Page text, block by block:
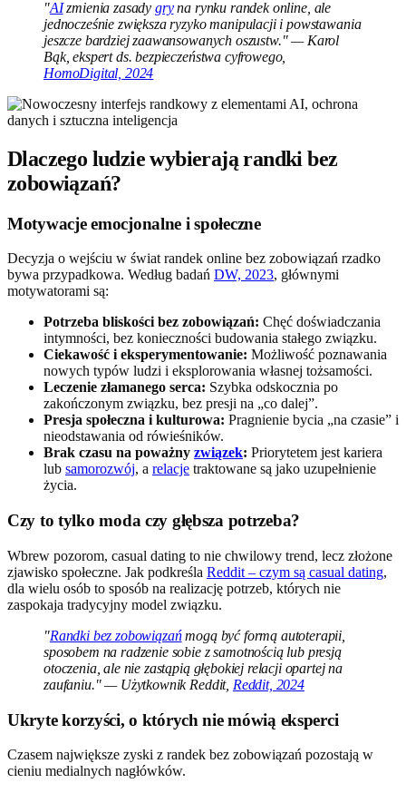
"AIzmienia zasady gryna rynku randek online, ale
jednocześnie zwiększa ryzyko manipulacji i powstawania
jeszcze bardziej zaawansowanych oszustw." — Karol
Bąk, ekspert ds. bezpieczeństwa cyfrowego,
HomoDigital, 2024
Dlaczego ludzie wybierają randki bez
zobowiązań?
Motywacje emocjonalne i społeczne
Decyzja o wejściu w świat randek online bez zobowiązań rzadko
bywa przypadkowa. Według badań DW, 2023, głównymi
motywatorami są:
Potrzeba bliskości bez zobowiązań: Chęć doświadczania
intymności, bez konieczności budowania stałego związku.
Ciekawość i eksperymentowanie: Możliwość poznawania
nowych typów ludzi i eksplorowania własnej tożsamości.
Leczenie złamanego serca: Szybka odskocznia po
zakończonym związku, bez presji na „co dalej”.
Presja społeczna i kulturowa: Pragnienie bycia „na czasie” i
nieodstawania od rówieśników.
Brak czasu na poważny związek: Priorytetem jest kariera
lub samorozwój, a relacje traktowane są jako uzupełnienie
życia.
Czy to tylko moda czy głębsza potrzeba?
Wbrew pozorom, casual dating to nie chwilowy trend, lecz złożone
zjawisko społeczne. Jak podkreśla Reddit – czym są casual dating,
dla wielu osób to sposób na realizację potrzeb, których nie
zaspokaja tradycyjny model związku.
"Randki bez zobowiązańmogą być formą autoterapii,
sposobem na radzenie sobie z samotnością lub presją
otoczenia, ale nie zastąpią głębokiej relacji opartej na
zaufaniu." — Użytkownik Reddit, Reddit, 2024
Ukryte korzyści, o których nie mówią eksperci
Czasem największe zyski z randek bez zobowiązań pozostają w
cieniu medialnych nagłówków.